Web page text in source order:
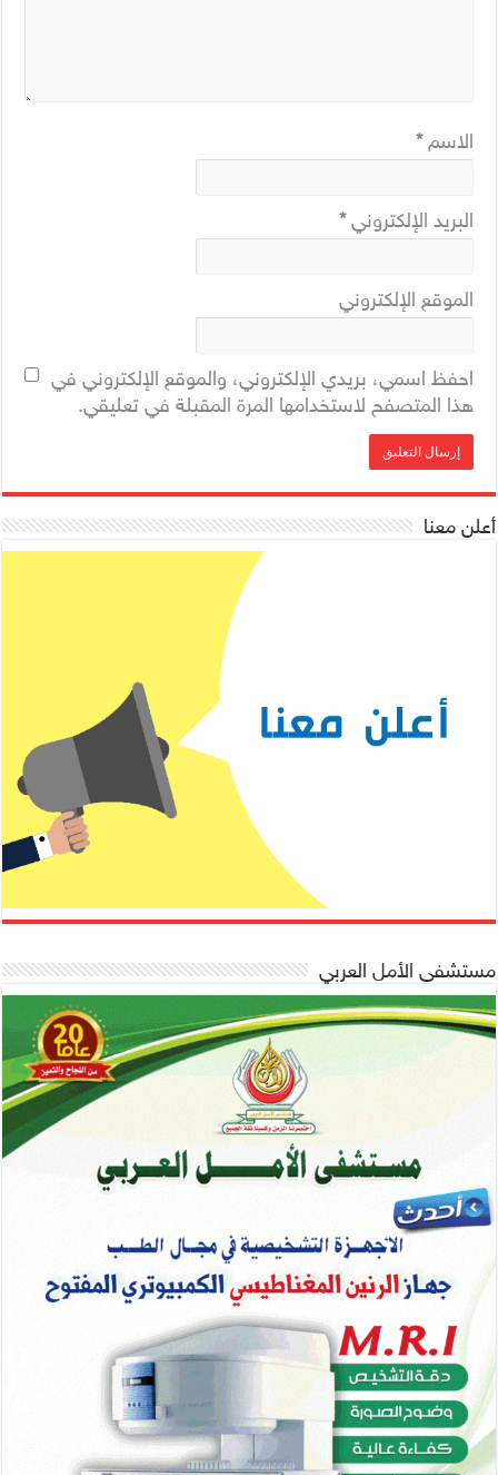
الاسم*
البريد الإلكتروني*
الموقع الإلكتروني
احفظ اسمي، بريدي الإلكتروني، والموقع الإلكتروني في
هذا المتصفح لاستخدامها المرة المقبلة في تعليقي.
أعلن معنا
مستشفى الأمل العربي